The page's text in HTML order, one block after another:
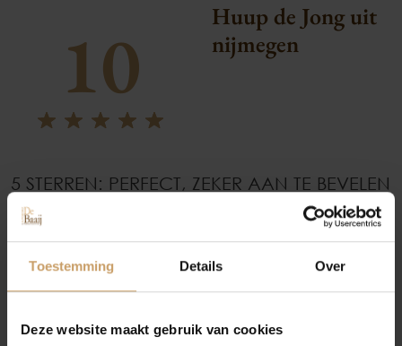
Toestemming Details Over
Deze website maakt gebruik van cookies
10
Huup de Jong uit
nijmegen
5 STERREN: PERFECT, ZEKER AAN TE BEVELEN
AANBEVELEN? Ja
Occasions
Autolease